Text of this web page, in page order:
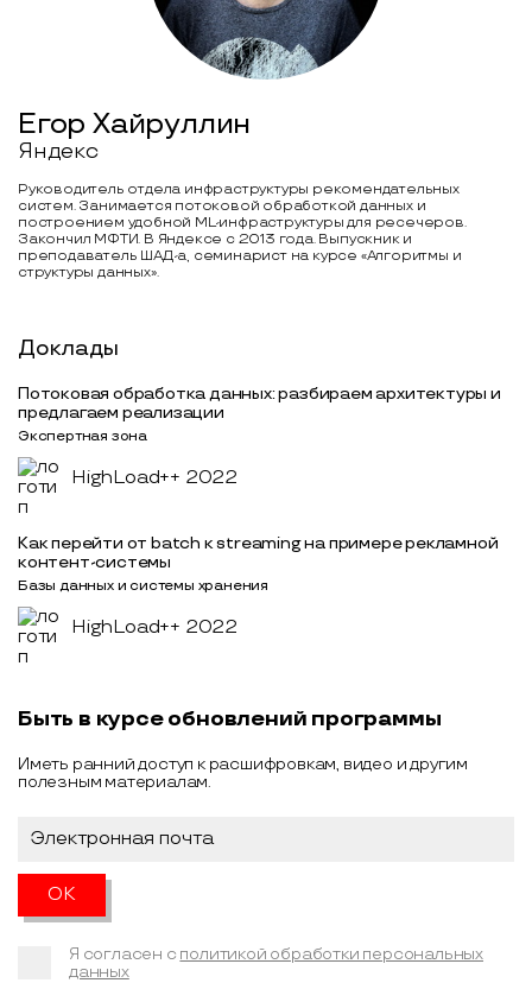
Егор Хайруллин
Яндекс
Руководитель отдела инфраструктуры рекомендательных
систем. Занимается потоковой обработкой данных и
построением удобной ML-инфраструктуры для ресечеров.
Закончил МФТИ. В Яндексе с 2013 года. Выпускник и
преподаватель ШАД-а, семинарист на курсе «Алгоритмы и
структуры данных».
Доклады
Потоковая обработка данных: разбираем архитектуры и
предлагаем реализации
Экспертная зона
HighLoad++ 2022
Как перейти от batch к streaming на примере рекламной
контент-системы
Базы данных и системы хранения
HighLoad++ 2022
Быть в курсе обновлений программы
Иметь ранний доступ к расшифровкам, видео и другим
полезным материалам.
Я согласен с политикой обработки персональных
данных